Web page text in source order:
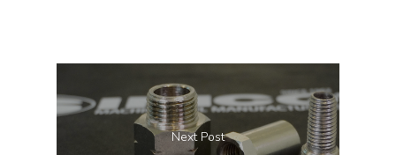
Next Post